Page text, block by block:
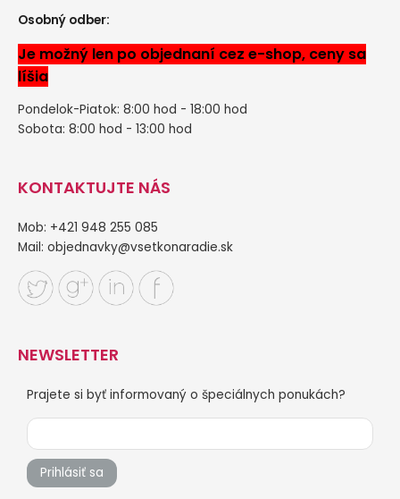
Osobný odber:
Je možný len po objednaní cez e-shop, ceny sa
líšia
Pondelok-Piatok: 8:00 hod - 18:00 hod
Sobota: 8:00 hod - 13:00 hod
KONTAKTUJTE NÁS
Mob: +421 948 255 085
Mail: objednavky@vsetkonaradie.sk
NEWSLETTER
Prajete si byť informovaný o špeciálnych ponukách?
Prihlásiť sa